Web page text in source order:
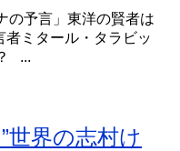
の予言」東洋の賢者は
ミタール・タラビッ
...
世界の志村け